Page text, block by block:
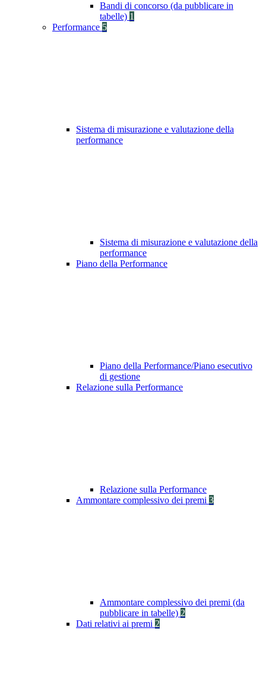
Bandi di concorso (da pubblicare in
tabelle) 1
Performance 5
Sistema di misurazione e valutazione della
performance
Sistema di misurazione e valutazione della
performance
Piano della Performance
Piano della Performance/Piano esecutivo
di gestione
Relazione sulla Performance
Relazione sulla Performance
Ammontare complessivo dei premi 3
Ammontare complessivo dei premi (da
pubblicare in tabelle) 2
Dati relativi ai premi 2